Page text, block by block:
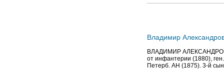
Владимир
ВЛАДИМИР
от инфантерии (1880),
Петерб. АН (1875). 3-й